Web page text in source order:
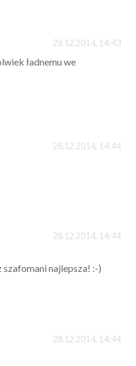
28.12.2014, 14:43
ładnemu we
28.12.2014, 14:44
28.12.2014, 14:44
najlepsza! :-)
28.12.2014, 14:44